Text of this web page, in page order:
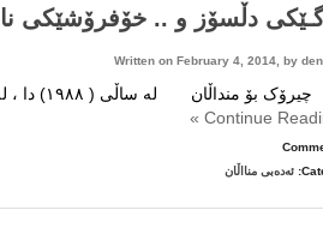
ئافره‌تدادڵسۆز و .. خۆفرۆشێکی
Written on February 4, 2014, by
بۆ منداڵان لە ساڵی ( ١٩٨٨) دا ، لە هێڕشەکانی ( ئەنفال ) ی بەدناودا ، سۆپای دڕندەی عێراق ، بە قورسترین چەکی
Continue
on
سەگـێکی
ئەدەبی منااڵان